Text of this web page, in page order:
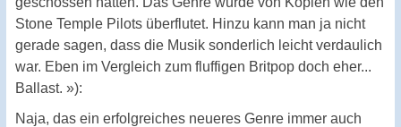
Stone Temple Pilots überflutet. Hinzu kann man ja nicht
gerade sagen, dass die Musik sonderlich leicht verdaulich
war. Eben im Vergleich zum fluffigen Britpop doch eher...
Ballast. »):
Naja, das ein erfolgreiches neueres Genre immer auch